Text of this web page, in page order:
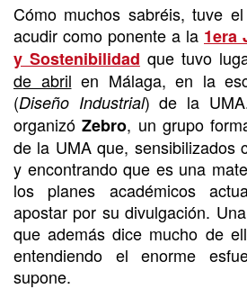
Cómo muchos sabréis, tuve
acudir como ponente a la 1era
y Sostenibilidad que tuvo
de abril en Málaga, en la
(Diseño Industrial) de la
organizóZebro, un grupo
de la UMA que, sensibilizados
y encontrando que es una
los planes académicos
apostar por su divulgación.
que además dice mucho de
entendiendo el enorme
supone.